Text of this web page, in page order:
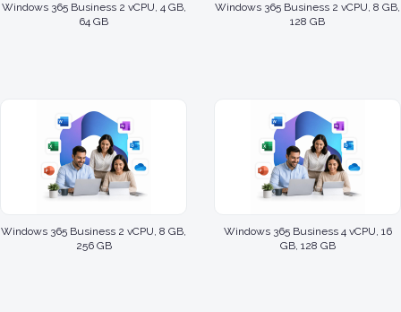
Windows 365 Business 2 vCPU, 4 GB,
64 GB
Windows 365 Business 2 vCPU, 8 GB,
128 GB
Windows 365 Business 2 vCPU, 8 GB,
256 GB
Windows 365 Business 4 vCPU, 16
GB, 128 GB